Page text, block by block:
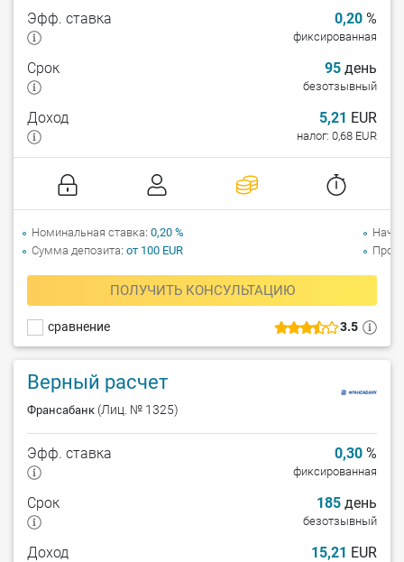
3.5
сравнение
Эфф. ставка 0,20 %
фиксированная
Срок 95 день
безотзывный
Доход 5,21 EUR
налог: 0,68 EUR
ПОЛУЧИТЬ КОНСУЛЬТАЦИЮ
Номинальная ставка 0,20 %
Сумма депозита от 100 EUR
Верный расчет
Франсабанк (Лиц. № 1325)
Эфф. ставка 0,30 %
фиксированная
Срок 185 день
безотзывный
Доход 15,21 EUR